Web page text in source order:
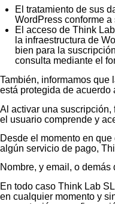
El tratamiento de sus
WordPress conforme
El acceso de Think
la infraestructura de
bien para la
consulta mediante el
También, informamos que
está protegida de acuerdo
Al activar una suscripción,
el usuario comprende y
Desde el momento en
algún servicio de pago,
Nombre, y email, o
En todo caso Think Lab
en cualquier momento y